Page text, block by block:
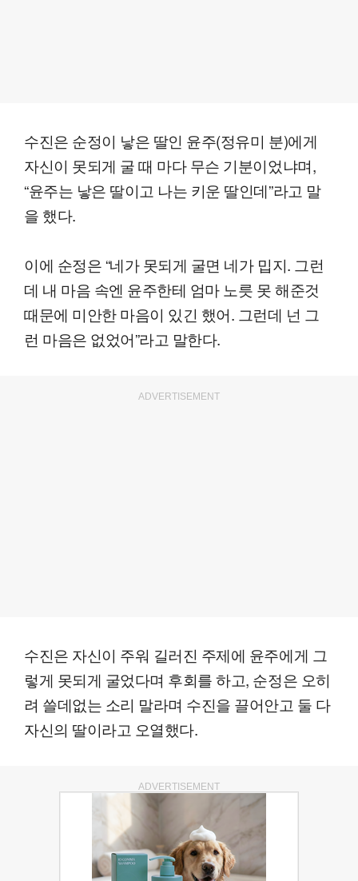
수진은 순정이 낳은 딸인 윤주(정유미 분)에게
자신이 못되게 굴 때 마다 무슨 기분이었냐며,
“윤주는 낳은 딸이고 나는 키운 딸인데”라고 말
을 했다.
이에 순정은 “네가 못되게 굴면 네가 밉지. 그런
데 내 마음 속엔 윤주한테 엄마 노릇 못 해준것
때문에 미안한 마음이 있긴 했어. 그런데 넌 그
런 마음은 없었어”라고 말한다.
ADVERTISEMENT
수진은 자신이 주워 길러진 주제에 윤주에게 그
렇게 못되게 굴었다며 후회를 하고, 순정은 오히
려 쓸데없는 소리 말라며 수진을 끌어안고 둘 다
자신의 딸이라고 오열했다.
ADVERTISEMENT